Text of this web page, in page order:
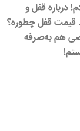
درباره قفل و
قیمت قفل چطوره؟
هم به‌صرفه